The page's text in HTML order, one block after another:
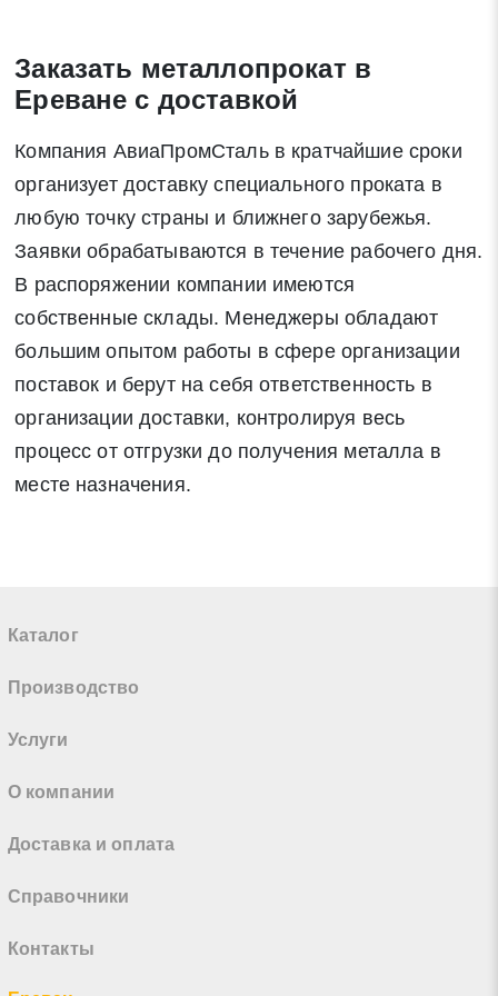
Заказать металлопрокат в
Ереване с доставкой
Компания АвиаПромСталь в кратчайшие сроки
организует доставку специального проката в
любую точку страны и ближнего зарубежья.
Заявки обрабатываются в течение рабочего дня.
В распоряжении компании имеются
собственные склады. Менеджеры обладают
большим опытом работы в сфере организации
поставок и берут на себя ответственность в
организации доставки, контролируя весь
процесс от отгрузки до получения металла в
месте назначения.
Каталог
Производство
Услуги
О компании
Доставка и оплата
Справочники
Контакты
* - обязательные поля для заполнения
Отправить заявку
Нажимая на кнопку «Отправить заявку» Вы даете согласие
на обработку своих персональных данных в соответствии со
«О персональных данных», а также соглашаетесь на
информационную рассылку по средством e-mail или СМС